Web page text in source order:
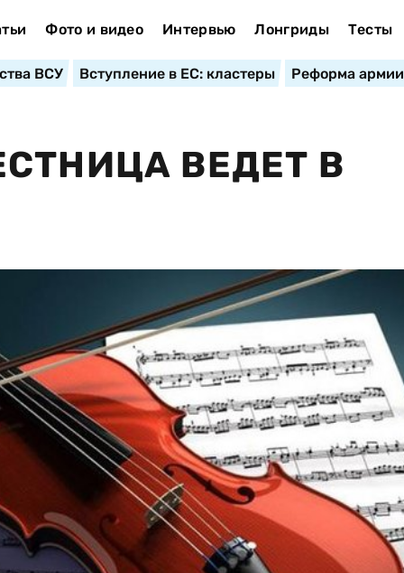
Фото и видео Интервью Лонгриды Тесты
ВСУ Вступление в ЕС: кластеры Реформа армии
ВЕДЕТ В